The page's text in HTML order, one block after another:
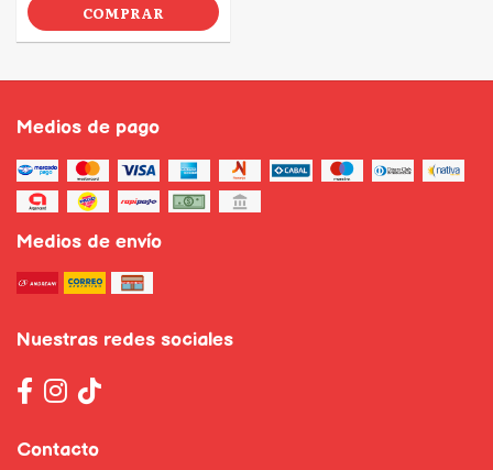
COMPRAR
Medios de pago
Medios de envío
Nuestras redes sociales
Contacto